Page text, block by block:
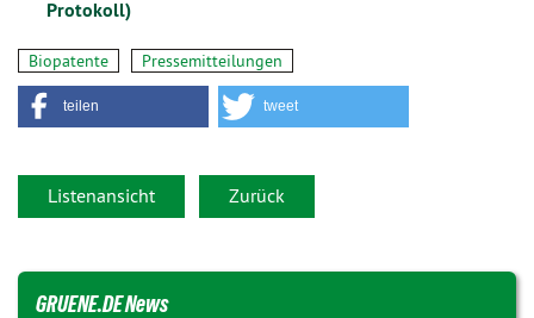
Protokoll)
Biopatente Pressemitteilungen
teilen tweet
Listenansicht Zurück
GRUENE.DE News